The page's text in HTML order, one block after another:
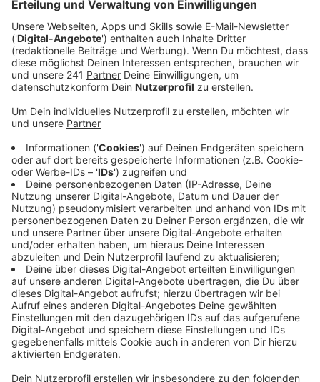
Fall aus Rheinland-Pfalz
Landwirte in Leverkusen und Umgebung sind in Hab-
Acht-Stellung. Denn die Blauzungenkrankheit ist
wieder auf dem Vormarsch. Diese Krankheit befällt
Rinder und Schafe. Nach einem Fund in Rheinland-
Pfalz gilt jetzt eine Pufferzone, die auch Leverkusen
betrifft. Für Landwirte hier bedeutet das mehr Arbeit,
wenn sie Tiere außerhalb der Zone verkaufen.
Anzeige
Betrieb auf den Höfen nicht eingeschränkt
Anzeige